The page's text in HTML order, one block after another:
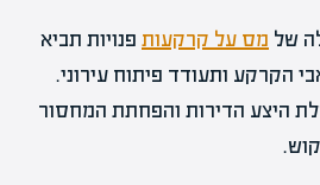
של מס על קרקעות פנויות תביא
הקרקע ותעודד פיתוח עירוני.
היצע הדירות והפחתת המחסור